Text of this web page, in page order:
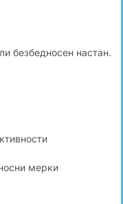
безбедносен настан.
мерки